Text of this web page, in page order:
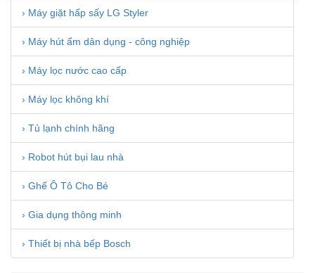
› Máy giặt hấp sấy LG Styler
› Máy hút ẩm dân dụng - công nghiệp
› Máy lọc nước cao cấp
› Máy lọc không khí
› Tủ lạnh chính hãng
› Robot hút bụi lau nhà
› Ghế Ô Tô Cho Bé
› Gia dụng thông minh
› Thiết bị nhà bếp Bosch